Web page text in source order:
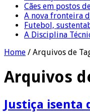
Cães em postos
A nova fronteira
Futebol,
A Disciplina
Home / Arquivos de
Arquivos
Justiça isenta